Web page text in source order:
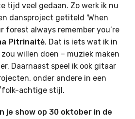
tijd veel gedaan. Zo werk ik nu
dansproject getiteld 'When
forest always remember you’re
Pitrinaitė. Dat is iets wat ik in
willen doen – muziek maken
Daarnaast speel ik ook gitaar
onder andere in een
achtige stijl.
je show op 30 oktober in de